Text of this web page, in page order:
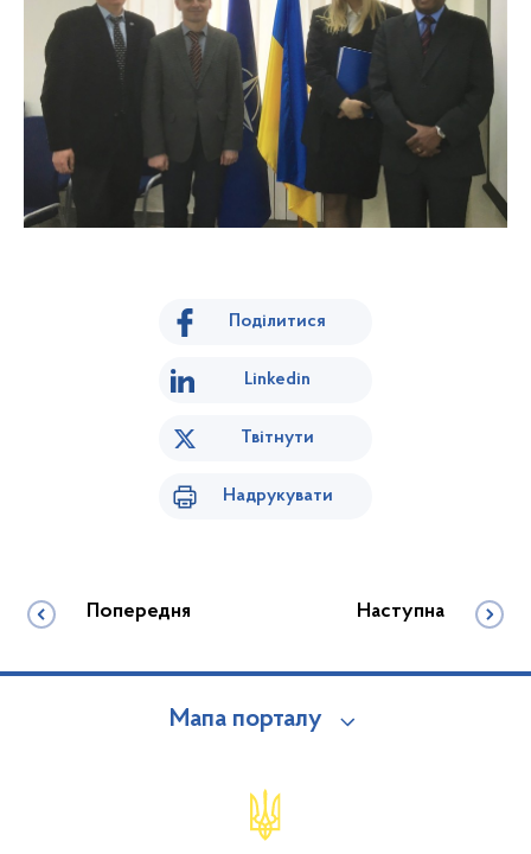
Поділитися
Linkedin
Твітнути
Надрукувати
Попередня Наступна
Мапа порталу